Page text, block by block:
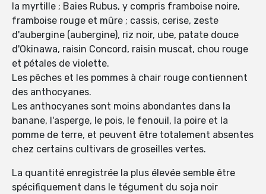
la myrtille ; Baies Rubus, y compris framboise noire,
framboise rouge et mûre ; cassis, cerise, zeste
d'aubergine (aubergine), riz noir, ube, patate douce
d'Okinawa, raisin Concord, raisin muscat, chou rouge
et pétales de violette.
Les pêches et les pommes à chair rouge contiennent
des anthocyanes.
Les anthocyanes sont moins abondantes dans la
banane, l'asperge, le pois, le fenouil, la poire et la
pomme de terre, et peuvent être totalement absentes
chez certains cultivars de groseilles vertes.
La quantité enregistrée la plus élevée semble être
spécifiquement dans le tégument du soja noir